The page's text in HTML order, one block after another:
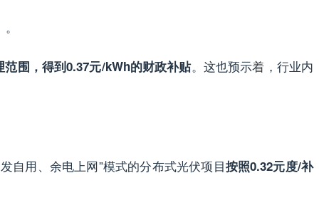
围，得到0.37元/kWh的财政补贴。这也预示着，行业内
自用、余电上网”模式的分布式光伏项目按照0.32元度/补